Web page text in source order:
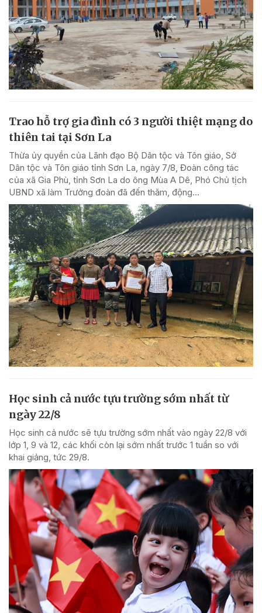
Trao hỗ trợ gia đình có 3 người thiệt mạng do
thiên tai tại Sơn La
Thừa ủy quyền của Lãnh đạo Bộ Dân tộc và Tôn giáo, Sở
Dân tộc và Tôn giáo tỉnh Sơn La, ngày 7/8, Đoàn công tác
của xã Gia Phù, tỉnh Sơn La do ông Mùa A Dê, Phó Chủ tịch
UBND xã làm Trưởng đoàn đã đến thăm, động...
Học sinh cả nước tựu trường sớm nhất từ
ngày 22/8
Học sinh cả nước sẽ tựu trường sớm nhất vào ngày 22/8 với
lớp 1, 9 và 12, các khối còn lại sớm nhất trước 1 tuần so với
khai giảng, tức 29/8.